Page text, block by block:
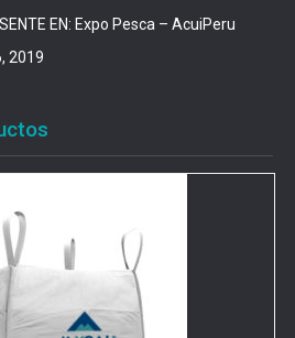
EN: Expo Pesca – AcuiPeru
2019